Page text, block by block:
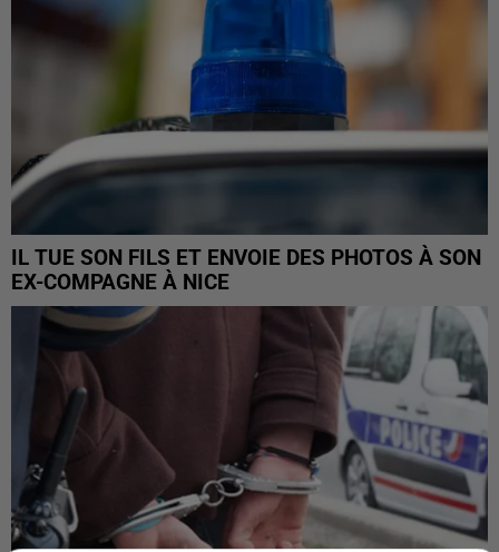
IL TUE SON FILS ET ENVOIE DES PHOTOS À SON
EX-COMPAGNE À NICE